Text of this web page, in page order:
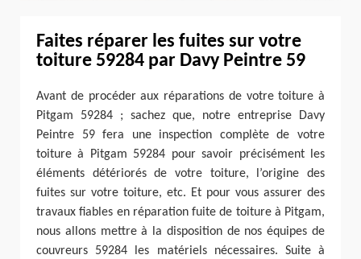
Faites réparer les fuites sur votre
toiture 59284 par Davy Peintre 59
Avant de procéder aux réparations de votre toiture à
Pitgam 59284 ; sachez que, notre entreprise Davy
Peintre 59 fera une inspection complète de votre
toiture à Pitgam 59284 pour savoir précisément les
éléments détériorés de votre toiture, l’origine des
fuites sur votre toiture, etc. Et pour vous assurer des
travaux fiables en réparation fuite de toiture à Pitgam,
nous allons mettre à la disposition de nos équipes de
couvreurs 59284 les matériels nécessaires. Suite à